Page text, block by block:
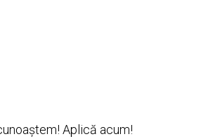
Aplică acum!